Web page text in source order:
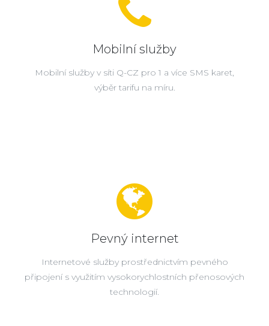
Mobilní služby
Mobilní služby v síti Q-CZ pro 1 a více SMS karet,
výběr tarifu na míru.
Pevný internet
Internetové služby prostřednictvím pevného
připojení s využitím vysokorychlostních přenosových
technologií.